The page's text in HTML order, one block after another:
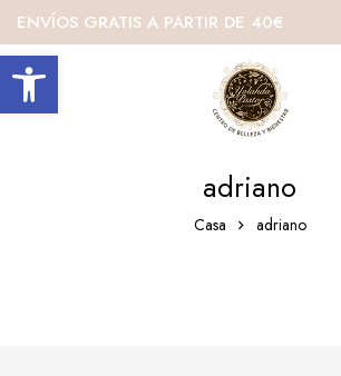
Abrir barra de herramientas
ENVÍOS GRATIS A PARTIR DE 40€
adriano
Casa adriano